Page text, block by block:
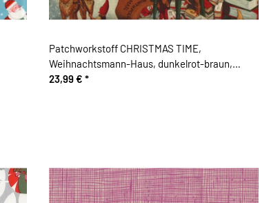
Patchworkstoff CHRISTMAS TIME,
Weihnachtsmann-Haus, dunkelrot-braun,
Alexander Henry
23,99 € *